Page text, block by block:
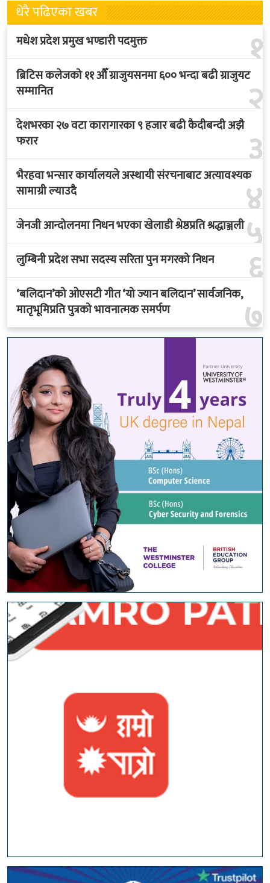
धेरै पढिएका खबर
१
मधेश प्रदेश प्रमुख भण्डारी पदमुक्त
२
ब्रिटिस कलेजको ११ औँ ग्राजुयसनमा ६०० भन्दा बढी ग्राजुयट
सम्मानित
३
देशभरका २७ वटा कारागारका ९ हजार बढी कैदीबन्दी अझै
फरार
४
भैरहवा भन्सार कार्यालयले अस्थायी संरचनाबाट अत्यावश्यक
सामाग्री ल्याउदै
५
जेनजी आन्दोलनमा निधन भएका खेलाडी श्रेष्ठप्रति श्रद्धाञ्जली
६
लुम्बिनी प्रदेश सभा सदस्य सरिता पुन मगरको निधन
७
‘बलिदान’को ओएसटी गीत ‘यो ज्यान बलिदान’ सार्वजनिक,
मातृभूमिप्रति पुत्रको भावनात्मक समर्पण